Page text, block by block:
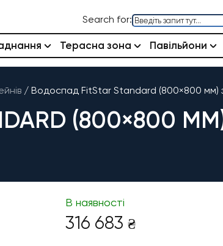
Search for:
Терасна зона Павільйони
/ Водоспад FitStar Standard (800×800 мм)
(800×800
В наявності
316 683 ₴